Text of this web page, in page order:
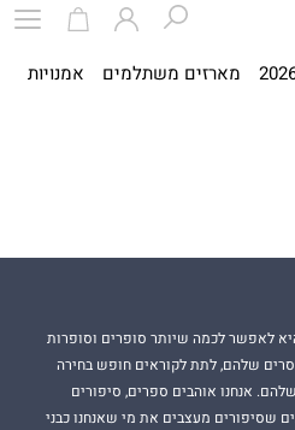
מארזים משתלמים אמנויות
לאפשר לכמה שיותר סופרים וסופרות
שלהם, לתת לקוראים חופש בחירה
אנחנו אוהבים ספרים, סיפורים
שסיפורים מעצבים את מי שאנחנו כבני